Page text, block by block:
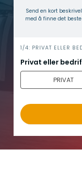
Send en kort
med å finne det
h
e
r
1/4: PRIVAT ELLER
Privat eller
PRIVAT